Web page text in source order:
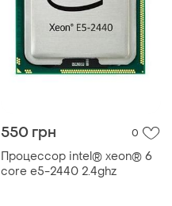
550 грн 0
Процессор intel® xeon® 6
core e5-2440 2.4ghz